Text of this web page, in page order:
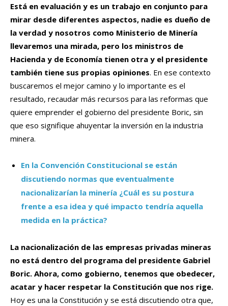
Está en evaluación y es un trabajo en conjunto para
mirar desde diferentes aspectos, nadie es dueño de
la verdad y nosotros como Ministerio de Minería
llevaremos una mirada, pero los ministros de
Hacienda y de Economía tienen otra y el presidente
también tiene sus propias opiniones. En ese contexto
buscaremos el mejor camino y lo importante es el
resultado, recaudar más recursos para las reformas que
quiere emprender el gobierno del presidente Boric, sin
que eso signifique ahuyentar la inversión en la industria
minera.
En la Convención Constitucional se están
discutiendo normas que eventualmente
nacionalizarían la minería ¿Cuál es su postura
frente a esa idea y qué impacto tendría aquella
medida en la práctica?
La nacionalización de las empresas privadas mineras
no está dentro del programa del presidente Gabriel
Boric. Ahora, como gobierno, tenemos que obedecer,
acatar y hacer respetar la Constitución que nos rige.
Hoy es una la Constitución y se está discutiendo otra que,